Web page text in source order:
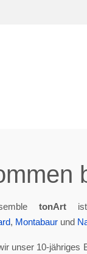
tonArt
, Montabaur und
unser 10-jähriges